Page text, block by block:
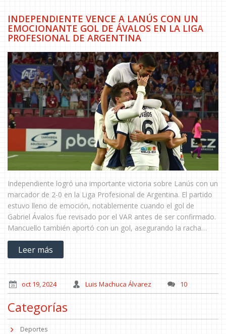
INDEPENDIENTE VENCE A LANÚS CON UN
EMOCIONANTE GOL DE ÁVALOS EN LA LIGA
PROFESIONAL DE ARGENTINA
Independiente logró una importante victoria sobre Lanús con un
marcador de 2-0 en la Liga Profesional de Argentina. El partido
estuvo lleno de emoción, notablemente cuando el gol de
Gabriel Ávalos fue revisado por el VAR antes de ser confirmado.
Mancuello también aportó con un gol, asegurando la racha
invicta del equipo y elevando su total de puntos a 22 en lo que
va de la temporada.
Leer más
oct 19, 2024 Luis Machuca Álvarez 10
Categorías
Deportes